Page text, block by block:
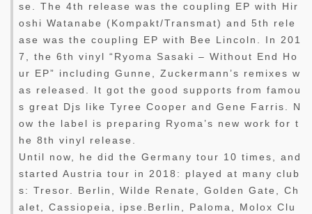
se. The 4th release was the coupling EP with Hir
oshi Watanabe (Kompakt/Transmat) and 5th rele
ase was the coupling EP with Bee Lincoln. In 201
7, the 6th vinyl “Ryoma Sasaki – Without End Ho
ur EP” including Gunne, Zuckermann’s remixes w
as released. It got the good supports from famou
s great Djs like Tyree Cooper and Gene Farris. N
ow the label is preparing Ryoma’s new work for t
he 8th vinyl release.
Until now, he did the Germany tour 10 times, and
started Austria tour in 2018: played at many club
s: Tresor. Berlin, Wilde Renate, Golden Gate, Ch
alet, Cassiopeia, ipse.Berlin, Paloma, Molox Clu